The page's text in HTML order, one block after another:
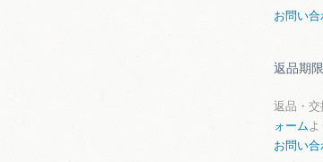
お問い
返品期限
返品・交
ォーム
お問い